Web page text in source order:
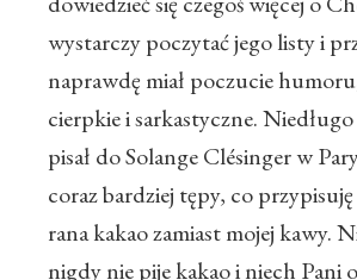
wystarczy poczytać jego listy i
naprawdę miał poczucie
cierpkie i sarkastyczne.
pisał do Solange Clésinger w
coraz bardziej tępy, co
rana kakao zamiast mojej kawy.
nigdy nie pije kakao i niech Pani